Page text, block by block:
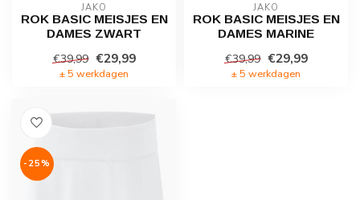
JAKO
ROK BASIC MEISJES EN
DAMES ZWART
€39,99 €29,99
± 5 werkdagen
JAKO
ROK BASIC MEISJES EN
DAMES MARINE
€39,99 €29,99
± 5 werkdagen
-25%